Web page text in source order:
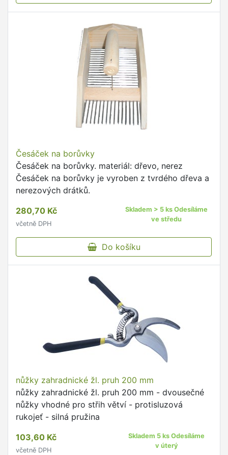
Česáček na borůvky
Česáček na borůvky. materiál: dřevo, nerez
Česáček na borůvky je vyroben z tvrdého dřeva a
nerezových drátků.
280,70 Kč
včetně DPH
Skladem > 5 ks Odesíláme
ve středu
Do košíku
nůžky zahradnické žl. pruh 200 mm
nůžky zahradnické žl. pruh 200 mm - dvousečné
nůžky vhodné pro střih větví - protisluzová
rukojeť - silná pružina
103,60 Kč
včetně DPH
Skladem 5 ks Odesíláme
v úterý